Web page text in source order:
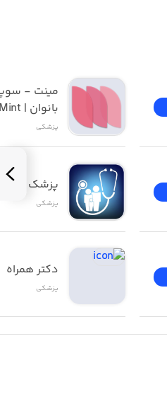
بانوان | Mint
پزشکی
پزشک طرح
پزشکی
دکتر همراه
پزشکی